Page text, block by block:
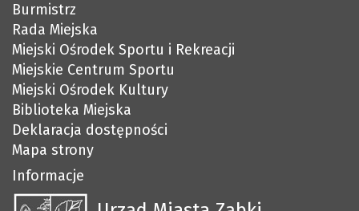
Burmistrz
Rada Miejska
Miejski Ośrodek Sportu i Rekreacji
Miejskie Centrum Sportu
Miejski Ośrodek Kultury
Biblioteka Miejska
Deklaracja dostępności
Mapa strony
Informacje